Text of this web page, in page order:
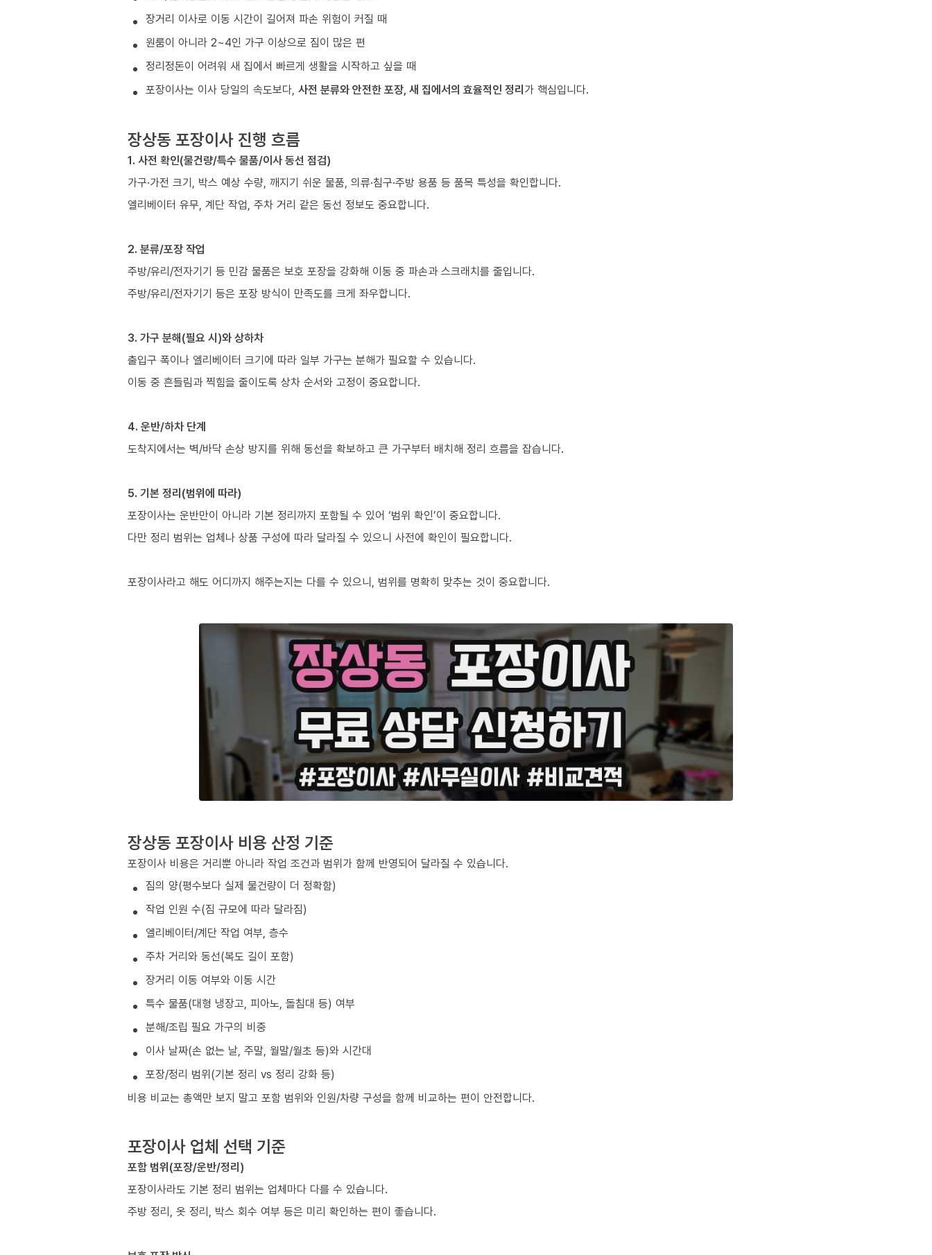
장거리 이사로 이동 시간이 길어져 파손 위험이 커질 때
원룸이 아니라 2~4인 가구 이상으로 짐이 많은 편
정리정돈이 어려워 새 집에서 빠르게 생활을 시작하고 싶을 때
포장이사는 이사 당일의 속도보다, 사전 분류와 안전한 포장, 새 집에서의 효율적인 정리가 핵심입니다.
장상동 포장이사 진행 흐름
1. 사전 확인(물건량/특수 물품/이사 동선 점검)
가구·가전 크기, 박스 예상 수량, 깨지기 쉬운 물품, 의류·침구·주방 용품 등 품목 특성을 확인합니다.
엘리베이터 유무, 계단 작업, 주차 거리 같은 동선 정보도 중요합니다.
2. 분류/포장 작업
주방/유리/전자기기 등 민감 물품은 보호 포장을 강화해 이동 중 파손과 스크래치를 줄입니다.
주방/유리/전자기기 등은 포장 방식이 만족도를 크게 좌우합니다.
3. 가구 분해(필요 시)와 상하차
출입구 폭이나 엘리베이터 크기에 따라 일부 가구는 분해가 필요할 수 있습니다.
이동 중 흔들림과 찍힘을 줄이도록 상차 순서와 고정이 중요합니다.
4. 운반/하차 단계
도착지에서는 벽/바닥 손상 방지를 위해 동선을 확보하고 큰 가구부터 배치해 정리 흐름을 잡습니다.
5. 기본 정리(범위에 따라)
포장이사는 운반만이 아니라 기본 정리까지 포함될 수 있어 ‘범위 확인’이 중요합니다.
다만 정리 범위는 업체나 상품 구성에 따라 달라질 수 있으니 사전에 확인이 필요합니다.
포장이사라고 해도 어디까지 해주는지는 다를 수 있으니, 범위를 명확히 맞추는 것이 중요합니다.
장상동 포장이사 비용 산정 기준
포장이사 비용은 거리뿐 아니라 작업 조건과 범위가 함께 반영되어 달라질 수 있습니다.
짐의 양(평수보다 실제 물건량이 더 정확함)
작업 인원 수(짐 규모에 따라 달라짐)
엘리베이터/계단 작업 여부, 층수
주차 거리와 동선(복도 길이 포함)
장거리 이동 여부와 이동 시간
특수 물품(대형 냉장고, 피아노, 돌침대 등) 여부
분해/조립 필요 가구의 비중
이사 날짜(손 없는 날, 주말, 월말/월초 등)와 시간대
포장/정리 범위(기본 정리 vs 정리 강화 등)
비용 비교는 총액만 보지 말고 포함 범위와 인원/차량 구성을 함께 비교하는 편이 안전합니다.
포장이사 업체 선택 기준
포함 범위(포장/운반/정리)
포장이사라도 기본 정리 범위는 업체마다 다를 수 있습니다.
주방 정리, 옷 정리, 박스 회수 여부 등은 미리 확인하는 편이 좋습니다.